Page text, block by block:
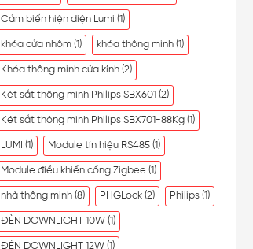
Cảm biến hiện diện Lumi (1)
khóa cửa nhôm (1) khóa thông minh (1)
Khóa thông minh cửa kính (2)
Két sắt thông minh Philips SBX601 (2)
Két sắt thông minh Philips SBX701-88Kg (1)
LUMI (1) Module tín hiệu RS485 (1)
Module điều khiển cổng Zigbee (1)
nhà thông minh (8) PHGLock (2) Philips (1)
ĐÈN DOWNLIGHT 10W (1)
ĐÈN DOWNLIGHT 12W (1)